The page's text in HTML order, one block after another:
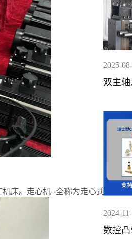
。走心机--全称为走心式数控
2025-
双主
2024-
数控